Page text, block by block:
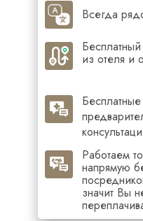
Всегда
из отеля и
Бесплатные
Работаем
напрямую
значит Вы